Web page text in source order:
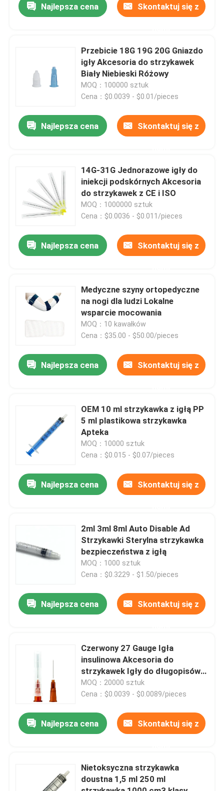
Wycieczka po fabryce
Skontaktuj się z nami
Poprosić o wycenę
Medyczna guma silikonowa
Gumowy tłok strzykawki
Najlepsza cena Skontaktuj się z
Przebicie 18G 19G 20G Gniazdo
igły Akcesoria do strzykawek
Biały Niebieski Różowy
MOQ：100000 sztuk
Cena：$0.0039 - $0.01/pieces
Najlepsza cena Skontaktuj się z
14G-31G Jednorazowe igły do ​​
iniekcji podskórnych Akcesoria
do strzykawek z CE i ISO
MOQ：1000000 sztuk
Cena：$0.0036 - $0.011/pieces
Najlepsza cena Skontaktuj się z
Medyczne szyny ortopedyczne
na nogi dla ludzi Lokalne
wsparcie mocowania
MOQ：10 kawałków
Cena：$35.00 - $50.00/pieces
Najlepsza cena Skontaktuj się z
OEM 10 ml strzykawka z igłą PP
5 ml plastikowa strzykawka
Apteka
MOQ：10000 sztuk
Cena：$0.015 - $0.07/pieces
Najlepsza cena Skontaktuj się z
2ml 3ml 8ml Auto Disable Ad
Strzykawki Sterylna strzykawka
bezpieczeństwa z igłą
MOQ：1000 sztuk
Cena：$0.3229 - $1.50/pieces
Najlepsza cena Skontaktuj się z
Czerwony 27 Gauge Igła
insulinowa Akcesoria do
strzykawek Igły do ​​długopisów
31g 5mm
MOQ：20000 sztuk
Cena：$0.0039 - $0.0089/pieces
Najlepsza cena Skontaktuj się z
Nietoksyczna strzykawka
doustna 1,5 ml 250 ml